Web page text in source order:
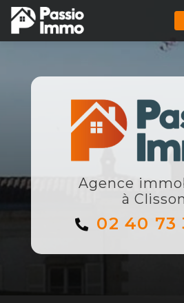
Aller
au
contenu
principal
Agence
à Clisson
02 40 73